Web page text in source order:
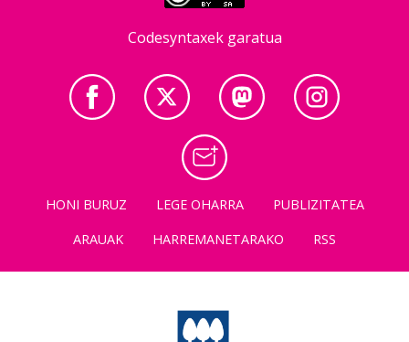
Codesyntaxek garatua
HONI BURUZ LEGE OHARRA
PUBLIZITATEA
ARAUAK
HARREMANETARAKO RSS